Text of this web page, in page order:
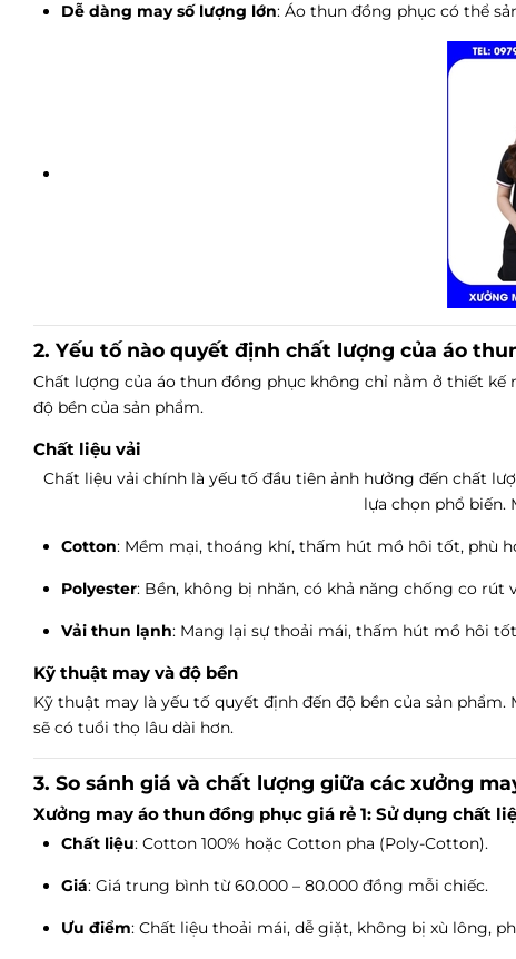
Dễ dàng may số lượng lớn: Áo thun đồng phục có thể
2. Yếu tố nào quyết định chất lượng của áo
Chất lượng của áo thun đồng phục không chỉ nằm ở thiết
độ bền của sản phẩm.
Chất liệu vải
Chất liệu vải chính là yếu tố đầu tiên ảnh hưởng đến chất
lựa chọn phổ biến.
Cotton: Mềm mại, thoáng khí, thấm hút mồ hôi tốt, phù
Polyester: Bền, không bị nhăn, có khả năng chống co
Vải thun lạnh: Mang lại sự thoải mái, thấm hút mồ hôi
Kỹ thuật may và độ bền
Kỹ thuật may là yếu tố quyết định đến độ bền của sản
sẽ có tuổi thọ lâu dài hơn.
3. So sánh giá và chất lượng giữa các xưởng
Xưởng may áo thun đồng phục giá rẻ 1: Sử dụng chất
Chất liệu: Cotton 100% hoặc Cotton pha (Poly-Cotton).
Giá: Giá trung bình từ 60.000 – 80.000 đồng mỗi chiếc.
Ưu điểm: Chất liệu thoải mái, dễ giặt, không bị xù lông,